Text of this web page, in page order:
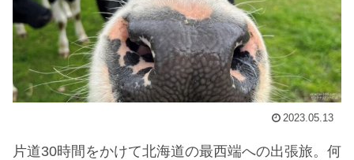
2023.05.13
片道30時間をかけて北海道の最西端への出張旅。何